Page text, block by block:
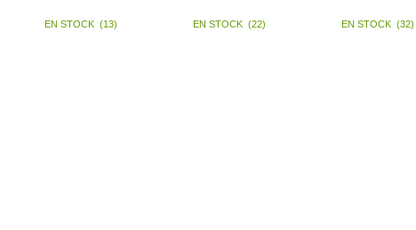
EN STOCK(13) EN STOCK (22) EN STOCK (32)